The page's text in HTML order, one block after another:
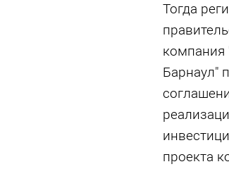
Тогда
Барнаул"
проекта